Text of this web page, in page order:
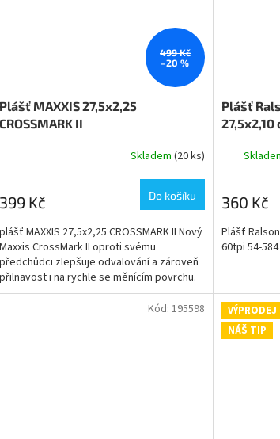
499 Kč
–20 %
Plášť MAXXIS 27,5x2,25
CROSSMARK II
Skladem (20 ks)
399 Kč Do košíku
plášť MAXXIS 27,5x2,25 CROSSMARK II Nový
Maxxis CrossMark II oproti svému
předchůdci zlepšuje odvalování a zároveň
přilnavost i na rychle se měnícím povrchu.
Legendární...
Plášť
360 Kč
Plášť
60tpi 54-584
Kód: 195598
VÝPRODEJ
NÁŠ TIP